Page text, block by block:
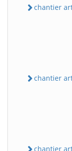
chantier
chantier
chantier